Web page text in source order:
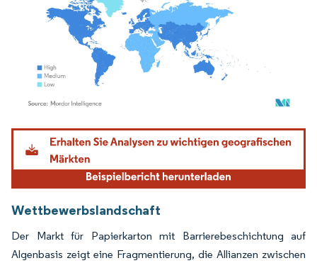
Bild © Mordor Intelligence. Wiederverwendung erfordert Namensnennung gemäß
Wettbewerbslandschaft
Der Markt für Papierkarton mit Barrierebeschichtung auf
Algenbasis zeigt eine Fragmentierung, die Allianzen zwischen